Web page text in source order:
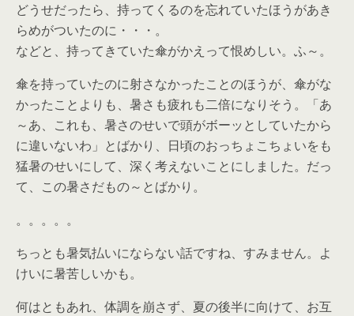
どうせだったら、持ってくるのを忘れていたほうがあき
らめがついたのに・・・。
などと、持ってきていた傘がかえって恨めしい。ふ～。
傘を持っていたのに射さなかったことのほうが、傘がな
かったことよりも、暑さも疲れも二倍になりそう。「あ
～あ、これも、暑さのせいで頭がボーッとしていたから
に違いないわ」とばかり、日頃のおっちょこちょいをも
猛暑のせいにして、深く考えないことにしました。だっ
て、この暑さだもの～とばかり。
。。。。。
ちっとも暑気払いにならない話ですね、すみません。よ
けいに暑苦しいかも。
何はともあれ、体調を崩さず、夏の後半に向けて、お互